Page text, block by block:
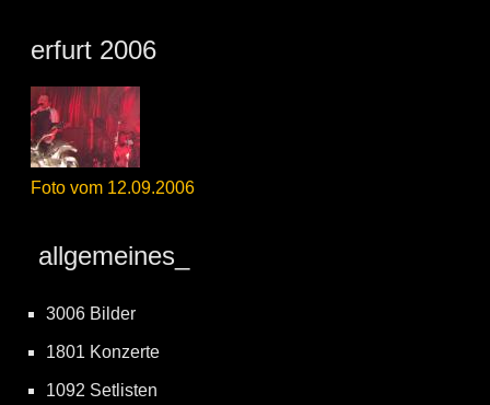
erfurt 2006
Foto vom 12.09.2006
allgemeines_
3006 Bilder
1801 Konzerte
1092 Setlisten